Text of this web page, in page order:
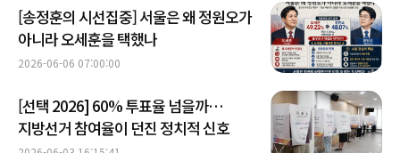
[송정훈의 시선집중] 서울은 왜 정원오가
아니라 오세훈을 택했나
2026-06-06 07:00:00
[선택 2026] 60% 투표율 넘을까…
지방선거 참여율이 던진 정치적 신호